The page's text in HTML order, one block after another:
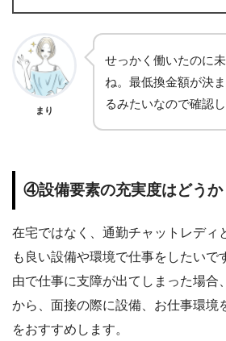
まり
せっかく働いたのに
ね。最低換金額が決
るみたいなので確認
④設備要素の充実度はどうか
在宅ではなく、通勤チャットレディ
も良い設備や環境で仕事をしたいで
由で仕事に支障が出てしまった場合
から、面接の際に設備、お仕事環境
をおすすめします。